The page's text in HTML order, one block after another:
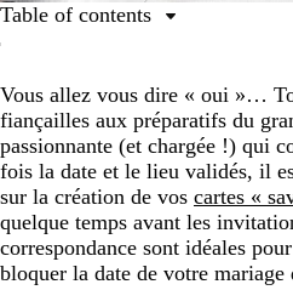
Vous allez vous dire « oui »…
fiançailles aux préparatifs du
passionnante (et chargée !) qui
fois la date et le lieu validés, il
sur la création de vos cartes «
quelque temps avant les
correspondance sont idéales
bloquer la date de votre mariage
Table of contents
cartes « save the date » 6
Votre mariage a lieu à
« save the date » 9 mois
Votre mariage est reporté :
the date » dès que possible.